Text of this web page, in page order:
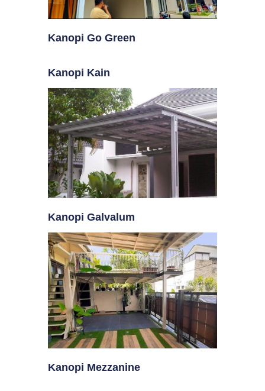
Kanopi Go Green
Kanopi Kain
Kanopi Galvalum
Kanopi Mezzanine